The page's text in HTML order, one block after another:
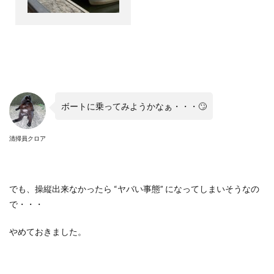
清掃員クロア
ボートに乗ってみようかなぁ・・・🙄
でも、操縦出来なかったら “ヤバい事態” になってしまいそうなの
で・・・
やめておきました。